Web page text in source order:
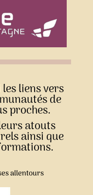
liens vers
de
proches.
atouts
ainsi que
allentours